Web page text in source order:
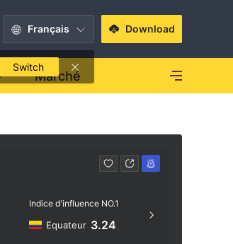
Français
Switch
Download
Marché
Indice d'influence NO.1
Equateur 3.24